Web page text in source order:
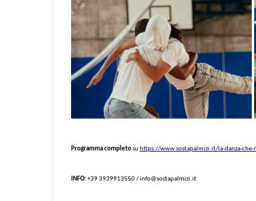
Programma completosu https://www.sostapalmizi.it/la-danza-che-
INFO:+39 3939913550 / info@sostapalmizi.it